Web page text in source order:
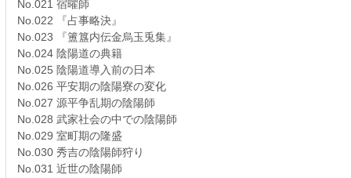
No.021 宿曜師
No.022 『占事略決』
No.023 『簠簋内伝金烏玉兎集』
No.024 陰陽道の典籍
No.025 陰陽道導入前の日本
No.026 平安期の陰陽寮の変化
No.027 源平争乱期の陰陽師
No.028 武家社会の中での陰陽師
No.029 室町期の隆盛
No.030 秀吉の陰陽師狩り
No.031 近世の陰陽師